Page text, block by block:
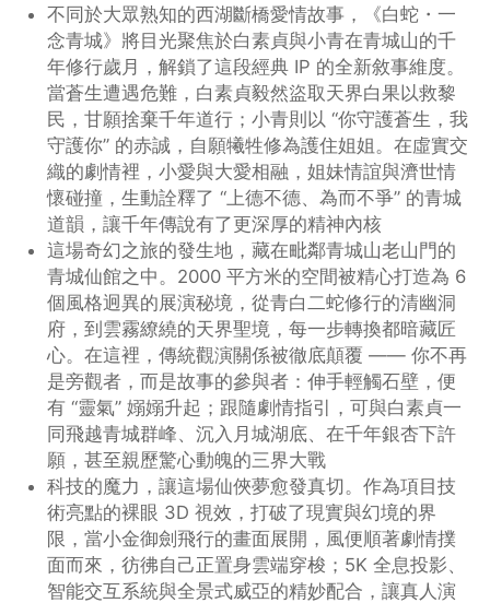
不同於大眾熟知的西湖斷橋愛情故事，《白蛇・一
念青城》將目光聚焦於白素貞與小青在青城山的千
年修行歲月，解鎖了這段經典 IP 的全新敘事維度。
當蒼生遭遇危難，白素貞毅然盜取天界白果以救黎
民，甘願捨棄千年道行；小青則以 “你守護蒼生，我
守護你” 的赤誠，自願犧牲修為護住姐姐。在虛實交
織的劇情裡，小愛與大愛相融，姐妹情誼與濟世情
懷碰撞，生動詮釋了 “上德不德、為而不爭” 的青城
道韻，讓千年傳說有了更深厚的精神內核
這場奇幻之旅的發生地，藏在毗鄰青城山老山門的
青城仙館之中。2000 平方米的空間被精心打造為 6
個風格迥異的展演秘境，從青白二蛇修行的清幽洞
府，到雲霧繚繞的天界聖境，每一步轉換都暗藏匠
心。在這裡，傳統觀演關係被徹底顛覆 —— 你不再
是旁觀者，而是故事的參與者：伸手輕觸石壁，便
有 “靈氣” 嫋嫋升起；跟隨劇情指引，可與白素貞一
同飛越青城群峰、沉入月城湖底、在千年銀杏下許
願，甚至親歷驚心動魄的三界大戰
科技的魔力，讓這場仙俠夢愈發真切。作為項目技
術亮點的裸眼 3D 視效，打破了現實與幻境的界
限，當小金御劍飛行的畫面展開，風便順著劇情撲
面而來，彷彿自己正置身雲端穿梭；5K 全息投影、
智能交互系統與全景式威亞的精妙配合，讓真人演